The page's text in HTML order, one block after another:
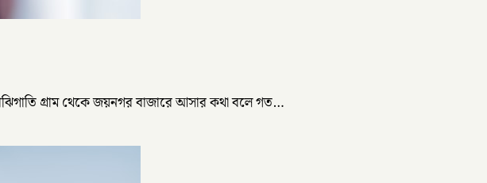
গ্রাম থেকে জয়নগর বাজারে আসার কথা বলে গত…